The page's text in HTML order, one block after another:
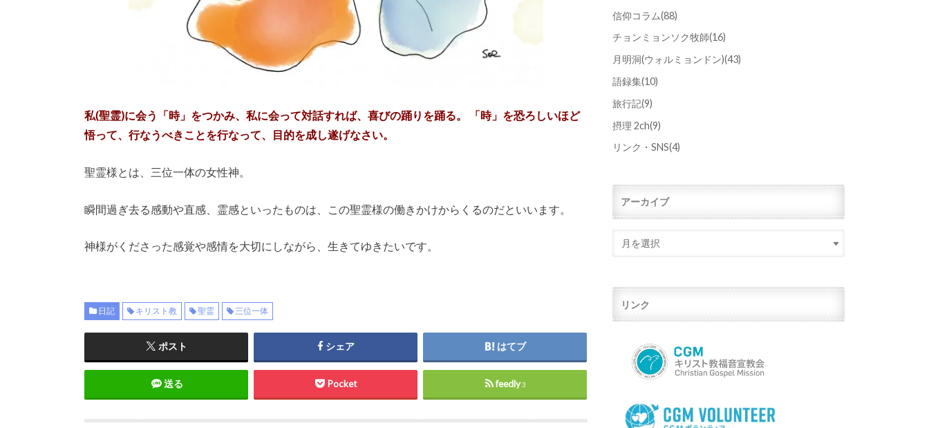
私(聖霊)に会う「時」をつかみ、私に会って対話すれば、喜びの踊りを踊る。
「時」を恐ろしいほど
悟って、行なうべきことを行なって、目的を成し遂げなさい。
聖霊様とは、三位一体の女性神。
瞬間過ぎ去る感動や直感、霊感といったものは、この聖霊様の働きかけからくるのだといいます。
神様がくださった感覚や感情を大切にしながら、生きてゆきたいです。
日記 キリスト教 聖霊 三位一体
ポスト シェア はてブ
送る Pocket feedly3
信仰コラム(88)
チョンミョンソク牧師(16)
月明洞(ウォルミョンドン)(43)
語録集(10)
旅行記(9)
摂理 2ch(9)
リンク・SNS(4)
アーカイブ
リンク